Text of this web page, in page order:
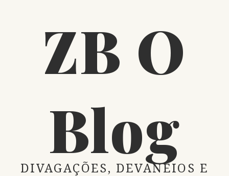
ZB O
Blog
DIVAGAÇÕES, DEVANEIOS E